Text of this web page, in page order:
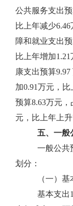
公共服务支出预
比上年减少
障和就业支出
比上年增加
康支出预算
加0.91万元，
预算8.63万元
元，比上年上升
五、一般
一般公共
划分：
（一）
基本支出